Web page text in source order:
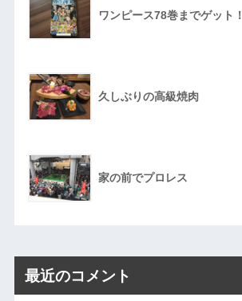
ワンピース78巻までゲット！
久しぶりの高級焼肉
家の前でプロレス
最近のコメント